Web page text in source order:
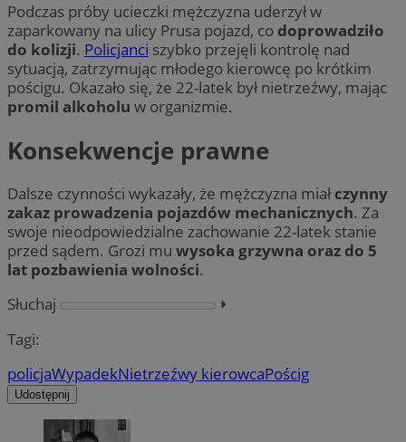
Podczas próby ucieczki mężczyzna uderzył w
zaparkowany na ulicy Prusa pojazd, co doprowadziło
do kolizji. Policjanci szybko przejęli kontrolę nad
sytuacją, zatrzymując młodego kierowcę po krótkim
pościgu. Okazało się, że 22-latek był nietrzeźwy, mając
promil alkoholu w organizmie.
Konsekwencje prawne
Dalsze czynności wykazały, że mężczyzna miałczynny
zakaz prowadzenia pojazdów mechanicznych. Za
swoje nieodpowiedzialne zachowanie 22-latek stanie
przed sądem. Grozi mu wysoka grzywna oraz do 5
lat pozbawienia wolności.
Słuchaj
⏵︎
Tagi:
policjaWypadekNietrzeźwy kierowcaPościg
Udostępnij